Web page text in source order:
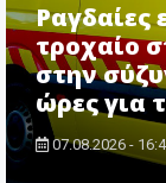
Ραγδαίες
τροχαίο
στην
ώρες για
07.08.2026 -